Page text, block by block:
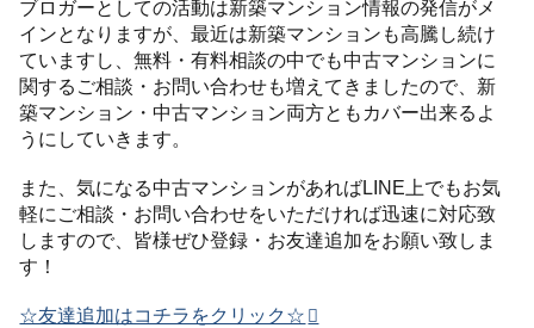
ブロガーとしての活動は新築マンション情報の発信がメ
インとなりますが、最近は新築マンションも高騰し続け
ていますし、無料・有料相談の中でも中古マンションに
関するご相談・お問い合わせも増えてきましたので、新
築マンション・中古マンション両方ともカバー出来るよ
うにしていきます。
また、気になる中古マンションがあればLINE上でもお気
軽にご相談・お問い合わせをいただければ迅速に対応致
しますので、皆様ぜひ登録・お友達追加をお願い致しま
す！
☆友達追加はコチラをクリック☆